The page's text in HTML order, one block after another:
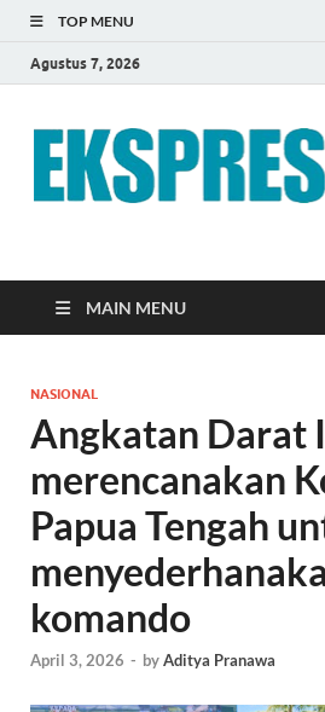
TOP MENU
Agustus 7, 2026
EKSPRES
MAIN MENU
NASIONAL
Angkatan Darat
merencanakan
Papua Tengah
komando
April 3, 2026 - byAditya Pranawa